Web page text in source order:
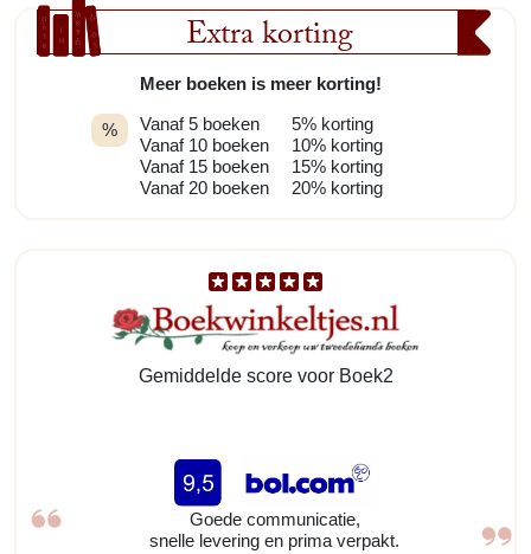
Extra korting
%
Meer boeken is meer korting!
Vanaf 5 boeken
Vanaf 10 boeken
Vanaf 15 boeken
Vanaf 20 boeken
5% korting
10% korting
15% korting
20% korting
Gemiddelde score voor Boek2
Goede communicatie,
snelle levering en prima verpakt.